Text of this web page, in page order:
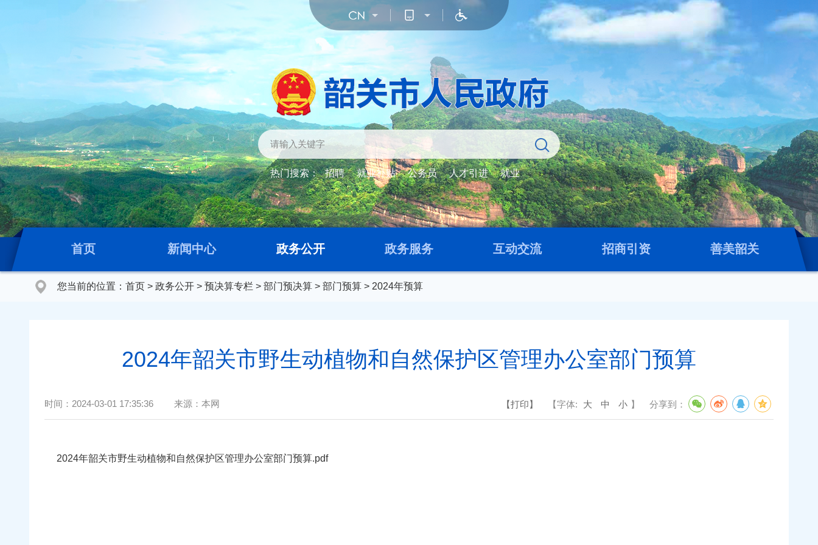
热门搜索： 招聘 就业补贴 公务员 人才引进 就业
首页 新闻中心 政务公开 政务服务 互动交流 招商引资 善美韶关
您当前的位置： 首页 > 政务公开 > 预决算专栏 > 部门预决算 > 部门预算 > 2024年预算
2024年韶关市野生动植物和自然保护区管理办公室部门预算
时间： 2024-03-01 17:35:36 来源： 本网 【打印】 【字体: 大 中 小 】 分享到：
2024年韶关市野生动植物和自然保护区管理办公室部门预算.pdf